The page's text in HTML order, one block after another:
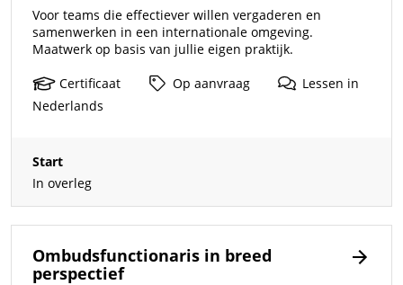
Voor teams die effectiever willen vergaderen en
samenwerken in een internationale omgeving.
Maatwerk op basis van jullie eigen praktijk.
Certificaat
Op aanvraag Lessen in
Nederlands
Start
In overleg
Ombudsfunctionaris in breed
perspectief